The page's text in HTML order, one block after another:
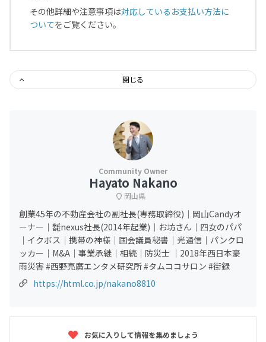
その他詳細や注意事項は対応しているお支払い方法に
ついてをご覧ください。
閉じる
Hayato Nakano
岡山県
創業45年の不動産会社の副社長(専務取締役)｜岡山Candyオ
ーナー｜㍿nexus社長(2014年起業)｜お坊さん｜四女のパパ
｜イクボス｜携帯の神様｜国会議員秘書｜光通信｜パンクロ
ッカー｜M&A｜事業承継｜相続｜防災士 ｜2018年西日本豪
雨災害 #西野亮廣エンタメ研究所 #タムココサロン #街録
https://html.co.jp/nakano8810
お気に入りして情報を集めましょう